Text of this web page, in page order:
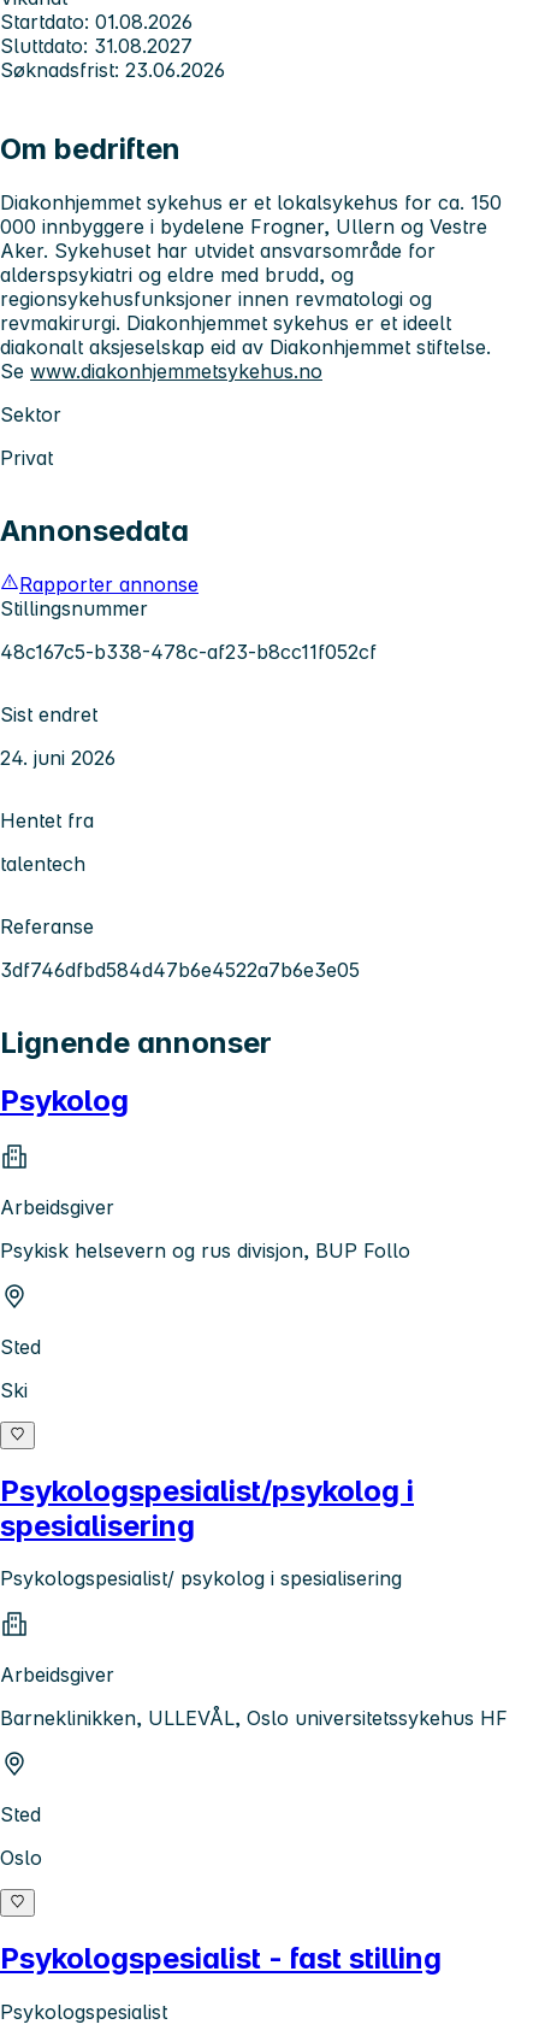
Startdato: 01.08.2026
Sluttdato: 31.08.2027
Søknadsfrist: 23.06.2026
Om bedriften
Diakonhjemmet sykehus er et lokalsykehus for ca. 150
000 innbyggere i bydelene Frogner, Ullern og Vestre
Aker. Sykehuset har utvidet ansvarsområde for
alderspsykiatri og eldre med brudd, og
regionsykehusfunksjoner innen revmatologi og
revmakirurgi. Diakonhjemmet sykehus er et ideelt
diakonalt aksjeselskap eid av Diakonhjemmet stiftelse.
Se www.diakonhjemmetsykehus.no
Sektor
Privat
Annonsedata
Rapporter annonse
Stillingsnummer
48c167c5-b338-478c-af23-b8cc11f052cf
Sist endret
24. juni 2026
Hentet fra
talentech
Referanse
3df746dfbd584d47b6e4522a7b6e3e05
Lignende annonser
Psykolog
Arbeidsgiver
Psykisk helsevern og rus divisjon, BUP Follo
Sted
Ski
Psykologspesialist/psykolog i
spesialisering
Psykologspesialist/ psykolog i spesialisering
Arbeidsgiver
Barneklinikken, ULLEVÅL, Oslo universitetssykehus HF
Sted
Oslo
Psykologspesialist - fast stilling
Psykologspesialist